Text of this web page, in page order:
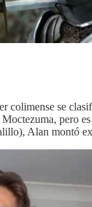
colimense se
pero
Alan montó